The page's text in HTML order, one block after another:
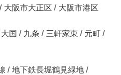
/ 大阪市大正区 / 大阪市港区
大国 / 九条 / 三軒家東 / 元町 /
/ 地下鉄長堀鶴見緑地 /